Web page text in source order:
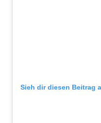
Sieh dir diesen Beitrag